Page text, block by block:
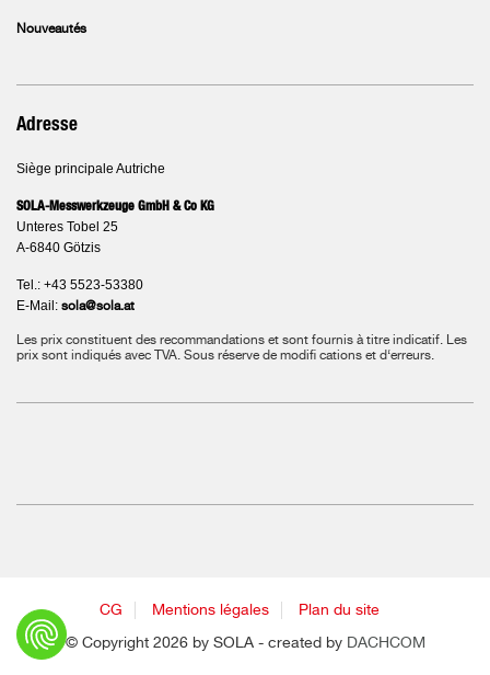
Nouveautés
Adresse
Siège principale Autriche
SOLA-Messwerkzeuge GmbH & Co KG
Unteres Tobel 25
A-6840 Götzis
Tel.: +43 5523-53380
E-Mail: sola@sola.at
Les prix constituent des recommandations et sont fournis à titre indicatif. Les
prix sont indiqués avec TVA. Sous réserve de modifi cations et d‘erreurs.
CG Mentions légales Plan du site
© Copyright 2026 by SOLA - created by DACHCOM